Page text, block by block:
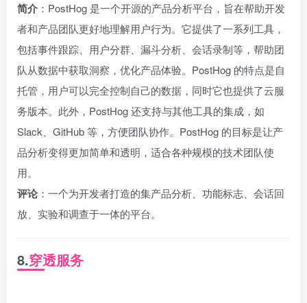
简介 ：PostHog 是一个开源的产品分析平台，旨在帮助开发
者和产品团队更好地理解用户行为。它提供了一系列工具，
包括事件跟踪、用户分群、漏斗分析、会话录制等，帮助团
队从数据中获取洞察，优化产品体验。PostHog 的特点是自
托管，用户可以完全控制自己的数据，同时它也提供了云服
务版本。此外，PostHog 还支持与其他工具的集成，如
Slack、GitHub 等，方便团队协作。PostHog 的目标是让产
品分析变得更加简单和透明，适合各种规模的技术团队使
用。
评论：一个为开发者打造的集产品分析、功能标志、会话回
放、实验和调查于一体的平台。
8.穿透服务